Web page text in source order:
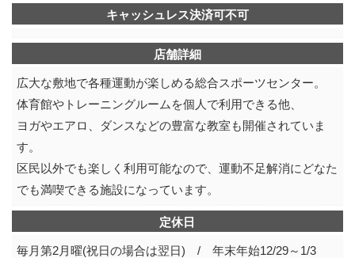
キャッシュレス決済可不可
店舗詳細
広大な敷地で各種運動が楽しめる総合スポーツセンター。
体育館やトレーニングルームを個人で利用できる他、
ヨガやエアロ、ダンスなどの豊富な教室も開催されていま
す。
区民以外でも楽しく利用可能なので、運動不足解消にどなた
でも満喫できる施設になっています。
定休日
毎月第2月曜(祝日の場合は翌日) / 年末年始12/29～1/3